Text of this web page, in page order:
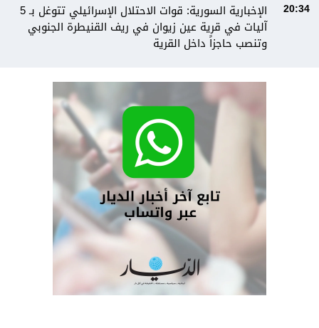
20:34
الإخبارية السورية: قوات الاحتلال الإسرائيلي تتوغل بـ 5
آليات في قرية عين زيوان في ريف القنيطرة الجنوبي
وتنصب حاجزاً داخل القرية